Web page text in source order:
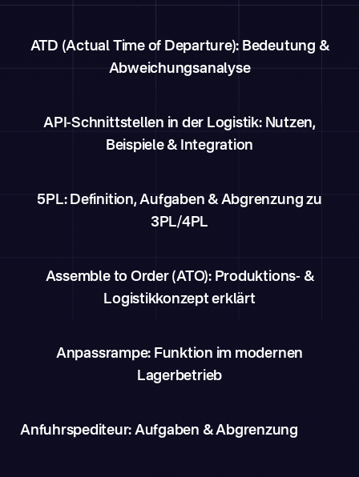
ATD (Actual Time of Departure): Bedeutung &
Abweichungsanalyse
API-Schnittstellen in der Logistik: Nutzen,
Beispiele & Integration
5PL: Definition, Aufgaben & Abgrenzung zu
3PL/4PL
Assemble to Order (ATO): Produktions- &
Logistikkonzept erklärt
Anpassrampe: Funktion im modernen
Lagerbetrieb
Anfuhrspediteur: Aufgaben & Abgrenzung